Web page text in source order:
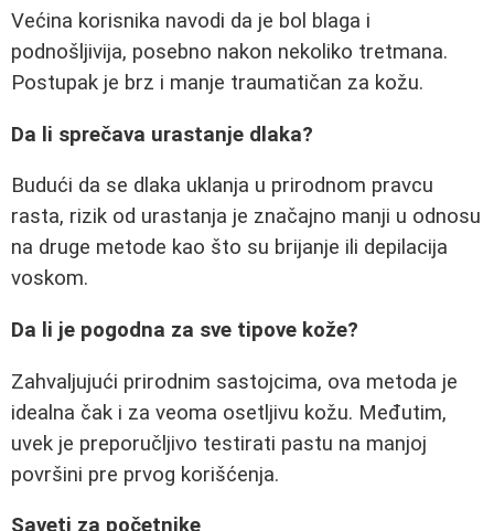
Većina korisnika navodi da je bol blaga i
podnošljivija, posebno nakon nekoliko tretmana.
Postupak je brz i manje traumatičan za kožu.
Da li sprečava urastanje dlaka?
Budući da se dlaka uklanja u prirodnom pravcu
rasta, rizik od urastanja je značajno manji u odnosu
na druge metode kao što su brijanje ili depilacija
voskom.
Da li je pogodna za sve tipove kože?
Zahvaljujući prirodnim sastojcima, ova metoda je
idealna čak i za veoma osetljivu kožu. Međutim,
uvek je preporučljivo testirati pastu na manjoj
površini pre prvog korišćenja.
Saveti za početnike